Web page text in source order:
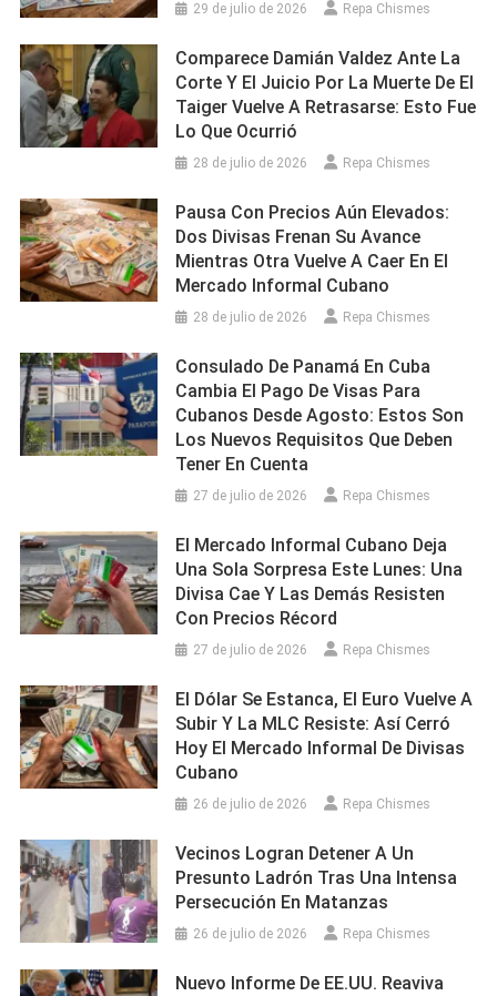
29 de julio de 2026 Repa Chismes
Comparece Damián Valdez Ante La
Corte Y El Juicio Por La Muerte De El
Taiger Vuelve A Retrasarse: Esto Fue
Lo Que Ocurrió
28 de julio de 2026 Repa Chismes
Pausa Con Precios Aún Elevados:
Dos Divisas Frenan Su Avance
Mientras Otra Vuelve A Caer En El
Mercado Informal Cubano
28 de julio de 2026 Repa Chismes
Consulado De Panamá En Cuba
Cambia El Pago De Visas Para
Cubanos Desde Agosto: Estos Son
Los Nuevos Requisitos Que Deben
Tener En Cuenta
27 de julio de 2026 Repa Chismes
El Mercado Informal Cubano Deja
Una Sola Sorpresa Este Lunes: Una
Divisa Cae Y Las Demás Resisten
Con Precios Récord
27 de julio de 2026 Repa Chismes
El Dólar Se Estanca, El Euro Vuelve A
Subir Y La MLC Resiste: Así Cerró
Hoy El Mercado Informal De Divisas
Cubano
26 de julio de 2026 Repa Chismes
Vecinos Logran Detener A Un
Presunto Ladrón Tras Una Intensa
Persecución En Matanzas
26 de julio de 2026 Repa Chismes
Nuevo Informe De EE.UU. Reaviva